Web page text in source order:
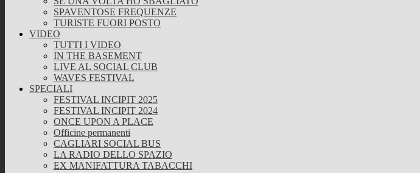
SPAVENTOSE FREQUENZE
TURISTE FUORI POSTO
VIDEO
TUTTI I VIDEO
IN THE BASEMENT
LIVE AL SOCIAL CLUB
WAVES FESTIVAL
SPECIALI
FESTIVAL INCIPIT 2025
FESTIVAL INCIPIT 2024
ONCE UPON A PLACE
Officine permanenti
CAGLIARI SOCIAL BUS
LA RADIO DELLO SPAZIO
EX MANIFATTURA TABACCHI